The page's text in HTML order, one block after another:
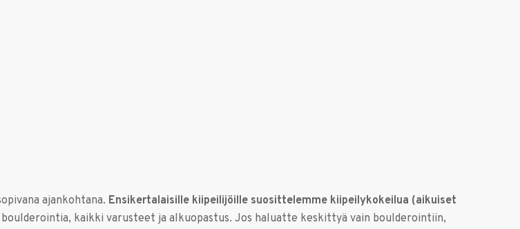
ajankohtana. Ensikertalaisille kiipeilijöille suosittelemme kiipeilykokeilua (aikuiset
kaikki varusteet ja alkuopastus. Jos haluatte keskittyä vain boulderointiin,